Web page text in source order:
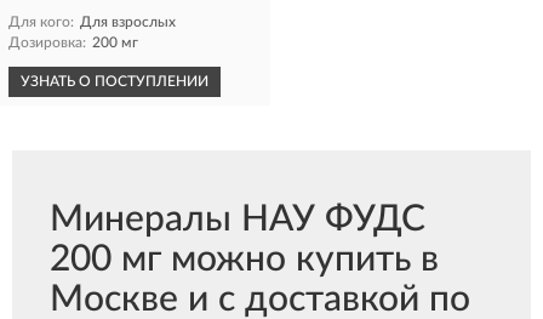
Для кого: Для взрослых
Дозировка: 200 мг
УЗНАТЬ О ПОСТУПЛЕНИИ
Минералы НАУ ФУДС
200 мг можно купить в
Москве и с доставкой по